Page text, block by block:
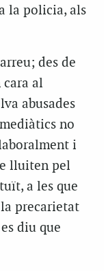
la policia, als
des de
cara al
abusades
no
i
lluiten pel
a les que
precarietat
diu que